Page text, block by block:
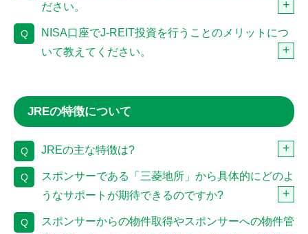
ださい。
Q
NISA口座でJ-REIT投資を行うことのメリットにつ
いて教えてください。
JREの特徴について
Q JREの主な特徴は?
Q
スポンサーである「三菱地所」から具体的にどのよ
うなサポートが期待できるのですか?
Q
スポンサーからの物件取得やスポンサーへの物件管